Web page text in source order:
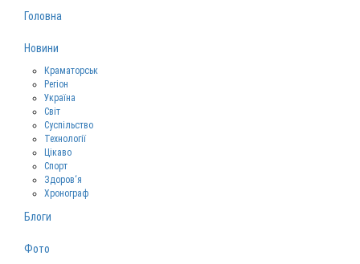
Головна
Новини
Краматорськ
Регіон
Україна
Світ
Суспільство
Технології
Цікаво
Спорт
Здоров‘я
Хронограф
Блоги
Фото